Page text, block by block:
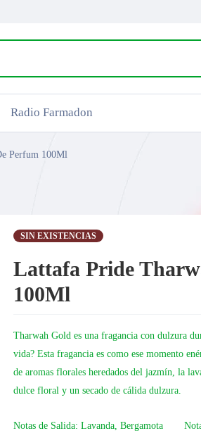
Radio Farmadon
Perfum 100Ml
SIN EXISTENCIAS
Lattafa Pride
100Ml
Tharwah Gold es una fragancia con dulzura
vida? Esta fragancia es como ese momento
de aromas florales heredados del jazmín, la
dulce floral y un secado de cálida dulzura.
Notas de Salida: Lavanda, Bergamota